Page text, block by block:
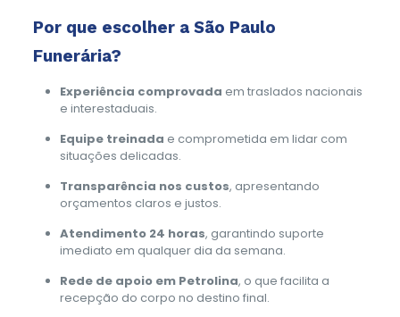
Por que escolher a São Paulo
Funerária?
Experiência comprovada em traslados nacionais
e interestaduais.
Equipe treinada e comprometida em lidar com
situações delicadas.
Transparência nos custos, apresentando
orçamentos claros e justos.
Atendimento 24 horas, garantindo suporte
imediato em qualquer dia da semana.
Rede de apoio em Petrolina, o que facilita a
recepção do corpo no destino final.